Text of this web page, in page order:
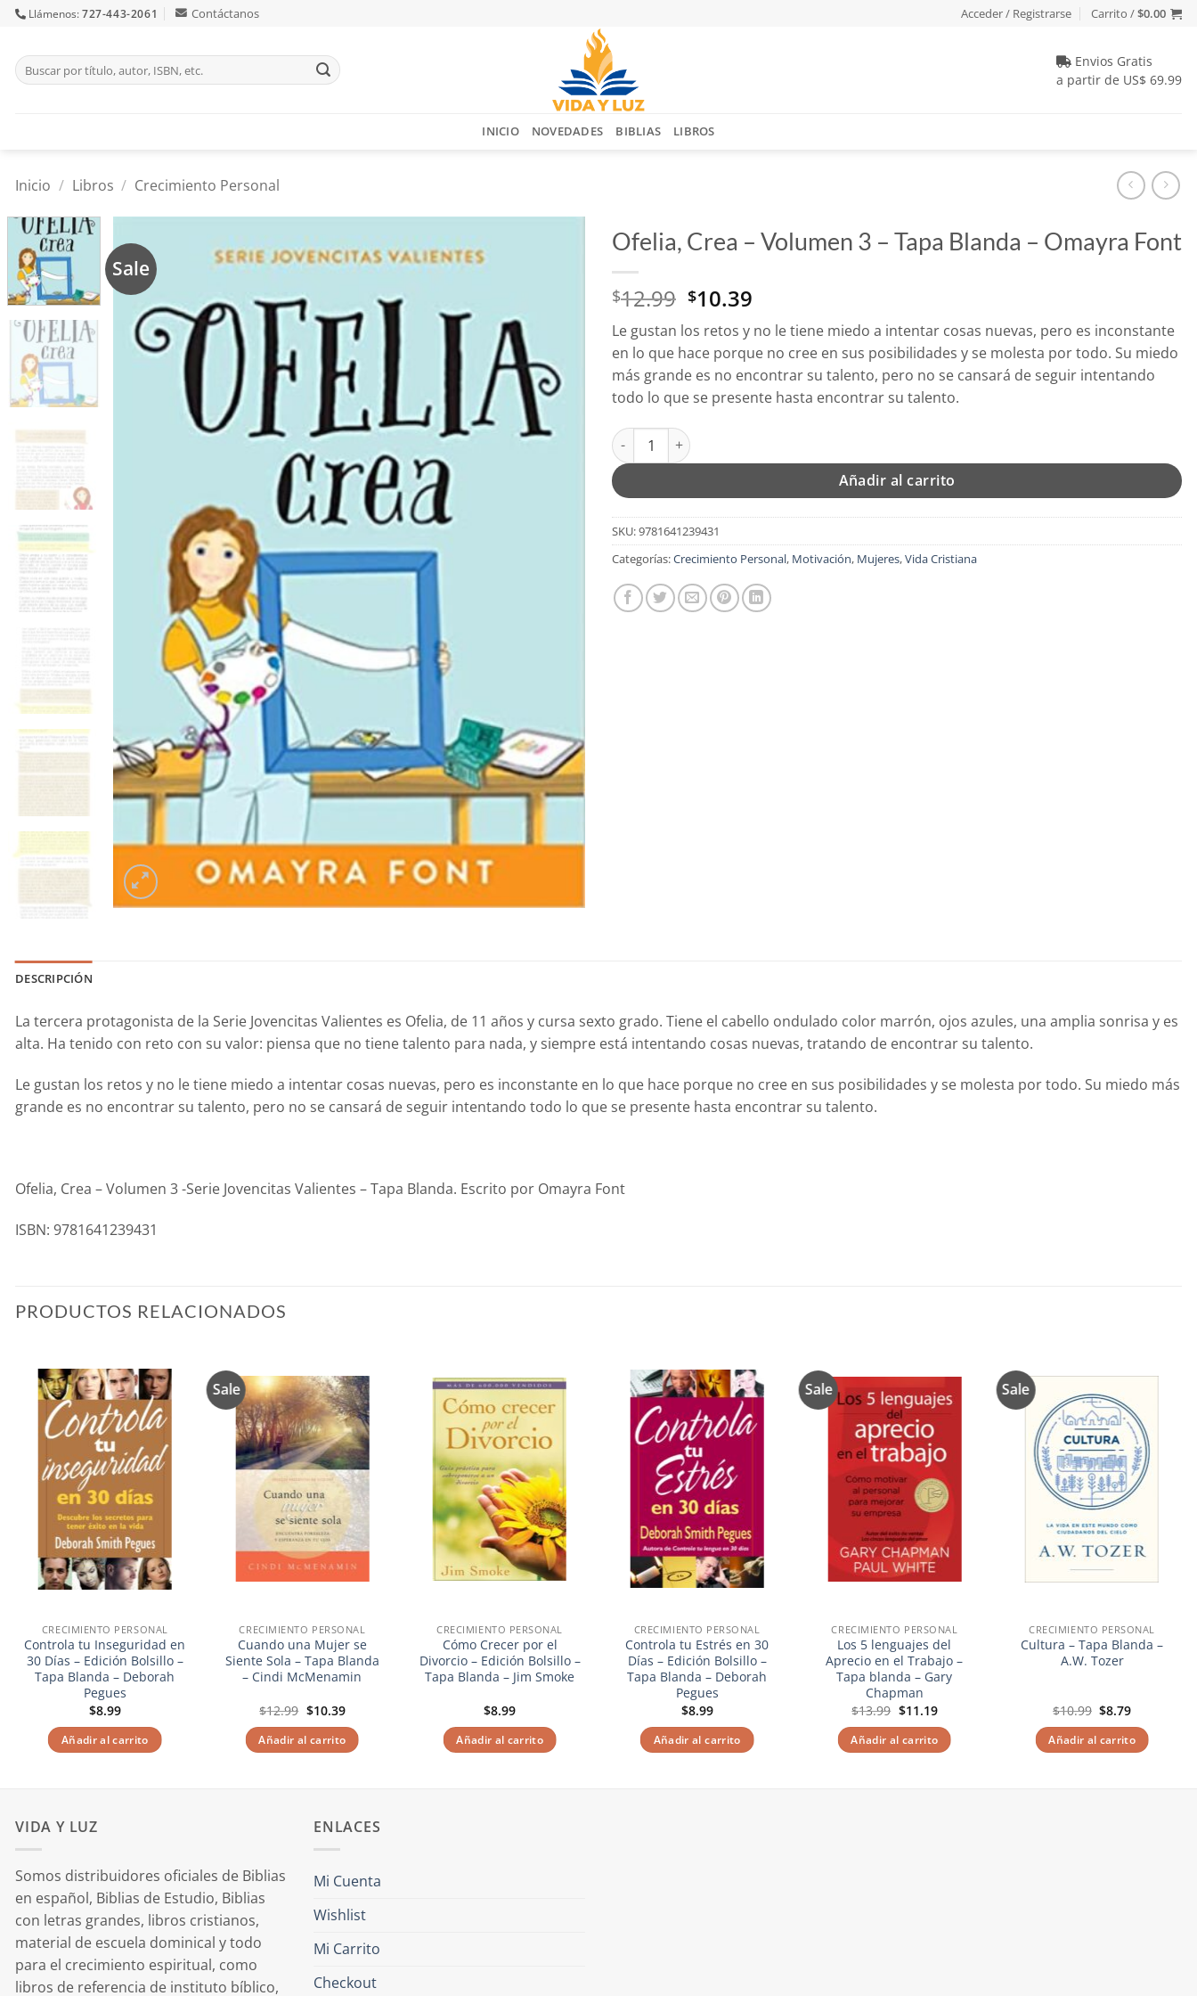
Skip
content
Llámenos:727-443-2061 Contáctanos Acceder / Registrarse Carrito /$0.00
Buscar
por:
Envios Gratis
a partir de US$ 69.99
INICIO NOVEDADES BIBLIAS LIBROS
Inicio / Libros / Crecimiento Personal
Sale
Ofelia, Crea – Volumen 3 – Tapa Blanda – Omayra Font
$12.99 El
precio
original
era:
$12.99.
$10.39
precio
actual
es:
$10.39.
Le gustan los retos y no le tiene miedo a intentar cosas nuevas, pero es inconstante
en lo que hace porque no cree en sus posibilidades y se molesta por todo. Su miedo
más grande es no encontrar su talento, pero no se cansará de seguir intentando
todo lo que se presente hasta encontrar su talento.
Ofelia, Crea - Volumen 3 - Tapa Blanda - Omayra Font cantidad
Añadir al carrito
SKU:9781641239431
Categorías:Crecimiento Personal, Motivación, Mujeres,Vida Cristiana
DESCRIPCIÓN
La tercera protagonista de la Serie Jovencitas Valientes es Ofelia, de 11 años y cursa sexto grado. Tiene el cabello ondulado color marrón, ojos azules, una amplia sonrisa y es
alta. Ha tenido con reto con su valor: piensa que no tiene talento para nada, y siempre está intentando cosas nuevas, tratando de encontrar su talento.
Le gustan los retos y no le tiene miedo a intentar cosas nuevas, pero es inconstante en lo que hace porque no cree en sus posibilidades y se molesta por todo. Su miedo más
grande es no encontrar su talento, pero no se cansará de seguir intentando todo lo que se presente hasta encontrar su talento.
Ofelia, Crea – Volumen 3 -Serie Jovencitas Valientes – Tapa Blanda. Escrito por Omayra Font
ISBN: 9781641239431
PRODUCTOS RELACIONADOS
Añadir
a la
lista de
deseos
CRECIMIENTO PERSONAL
Controla tu Inseguridad en
30 Días – Edición Bolsillo –
Tapa Blanda – Deborah
Pegues
$8.99
Añadir al carrito
Sale
Añadir
a la
lista de
deseos
CRECIMIENTO PERSONAL
Cuando una Mujer se
Siente Sola – Tapa Blanda
– Cindi McMenamin
$12.99 El
original
era:
$10.39El
actual
es:
Añadir al carrito
Añadir
a la
lista de
CRECIMIENTO PERSONAL
Cómo Crecer por el
Divorcio – Edición Bolsillo –
Tapa Blanda – Jim Smoke
$8.99
Añadir al carrito
Añadir
lista de
deseos
CRECIMIENTO PERSONAL
Controla tu Estrés en 30
Días – Edición Bolsillo –
Tapa Blanda – Deborah
Pegues
$8.99
Añadir al carrito
Sale
Añadir
a la
lista de
CRECIMIENTO PERSONAL
Los 5 lenguajes del
Aprecio en el Trabajo –
Tapa blanda – Gary
Chapman
$13.99 El
original
era:
$11.19El
actual
es:
Añadir al carrito
Sale
lista de
deseos
CRECIMIENTO PERSONAL
Cultura – Tapa Blanda –
A.W. Tozer
$10.99 El
original
era:
$8.79El
actual
es:
Añadir al carrito
VIDA Y LUZ
Somos distribuidores oficiales de Biblias
en español, Biblias de Estudio, Biblias
con letras grandes, libros cristianos,
material de escuela dominical y todo
para el crecimiento espiritual, como
libros de referencia de instituto bíblico,
ENLACES
Mi Cuenta
Wishlist
Mi Carrito
Checkout